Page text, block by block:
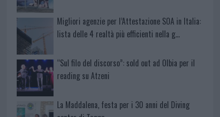
Migliori agenzie per l’Attestazione SOA in Italia:
lista delle 4 realtà più efficienti nella g…
“Sul filo del discorso”: sold out ad Olbia per il
reading su Atzeni
La Maddalena, festa per i 30 anni del Diving